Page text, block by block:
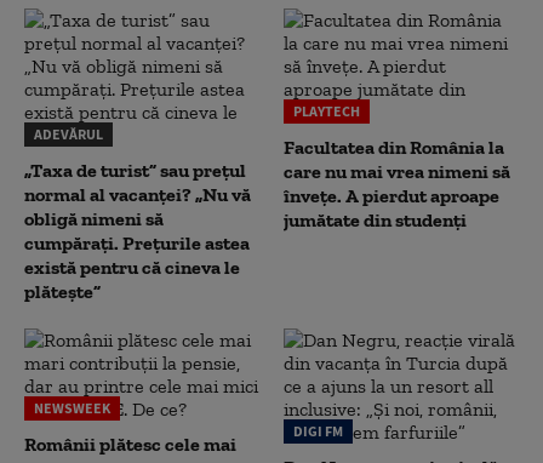
ADEVĂRUL
„Taxa de turist” sau prețul
normal al vacanței? „Nu vă
obligă nimeni să
cumpărați. Prețurile astea
există pentru că cineva le
plătește”
PLAYTECH
Facultatea din România la
care nu mai vrea nimeni să
înveţe. A pierdut aproape
jumătate din studenţi
NEWSWEEK
Românii plătesc cele mai
DIGI FM